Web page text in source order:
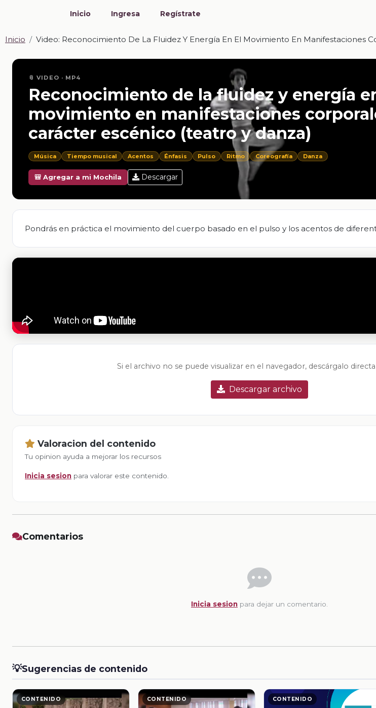
Inicio Ingresa Regístrate
Inicio Video: Reconocimiento De La Fluidez Y Energía En El Movimiento En Manifestaciones
📎 VIDEO · MP4
Reconocimiento de la fluidez y energía
movimiento en manifestaciones
carácter escénico (teatro y danza)
Música Tiempo musical Acentos Énfasis Pulso Ritmo Coreografía Danza
🎒 Agregar a mi Mochila Descargar
Pondrás en práctica el movimiento del cuerpo basado en el pulso y los acentos de
Si el archivo no se puede visualizar en el navegador, descárgalo
Descargar archivo
Valoracion del contenido
Tu opinion ayuda a mejorar los recursos
Inicia sesion para valorar este contenido.
Comentarios
Inicia sesion para dejar un comentario.
💡Sugerencias de contenido
CONTENIDO CONTENIDO CONTENIDO